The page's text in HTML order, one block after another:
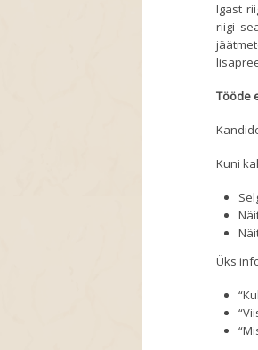
Igast
riigi
Tööde
Kuni
Üks